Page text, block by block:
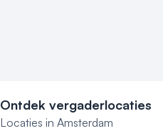
Ontdek vergaderlocaties
Locaties in Amsterdam